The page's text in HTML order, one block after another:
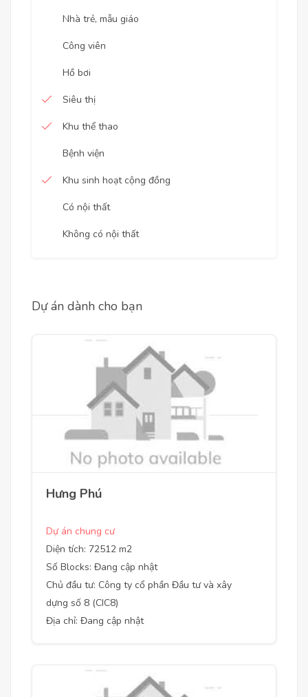
Nhà trẻ, mẫu giáo
Công viên
Hồ bơi
Siêu thị
Khu thể thao
Bệnh viện
Khu sinh hoạt cộng đồng
Có nội thất
Không có nội thất
Dự án dành cho bạn
Hưng Phú
Dự án chung cư
Diện tích: 72512 m2
Số Blocks: Đang cập nhật
Chủ đầu tư: Công ty cổ phần Đầu tư và xây
dựng số 8 (CIC8)
Địa chỉ: Đang cập nhật